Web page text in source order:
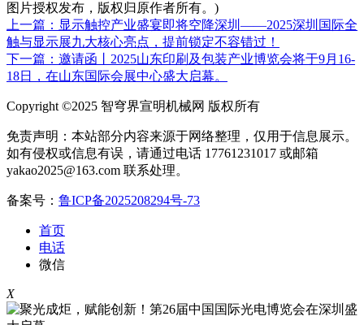
图片授权发布，版权归原作者所有。)
上一篇：显示触控产业盛宴即将空降深圳——2025深圳国际全
触与显示展九大核心亮点，提前锁定不容错过！
下一篇：邀请函丨2025山东印刷及包装产业博览会将于9月16-
18日，在山东国际会展中心盛大启幕。
Copyright ©2025 智穹界宣明机械网 版权所有
免责声明：本站部分内容来源于网络整理，仅用于信息展示。
如有侵权或信息有误，请通过电话 17761231017 或邮箱
yakao2025@163.com 联系处理。
备案号： 鲁ICP备2025208294号-73
首页
电话
微信
X